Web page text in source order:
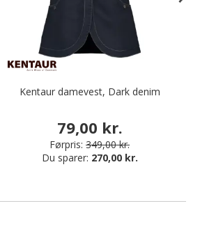
Kentaur damevest, Dark denim
79,00 kr.
Førpris: 349,00 kr.
Du sparer: 270,00 kr.